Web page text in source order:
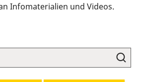
Infomaterialien und Videos.